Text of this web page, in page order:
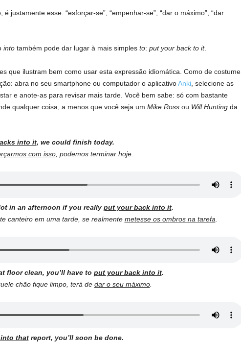
justamente esse: “esforçar-se”, “empenhar-se”, “dar o máximo”, “dar
intotambém pode dar lugar à mais simples to: put your back to it.
que ilustram bem como usar esta expressão idiomática. Como de costume,
abra no seu smartphone ou computador o aplicativoAnki, selecione as
e anote-as para revisar mais tarde. Você bem sabe: só com bastante
qualquer coisa, a menos que você seja um Mike Rossou Will Huntingda
into it, we could finish today.
com isso, podemos terminar hoje.
in an afternoon if you really put your back into it.
canteiro em uma tarde, se realmente metesse os ombros na tarefa
floor clean, you’ll have to put your back into it.
chão fique limpo, terá de dar o seu máximo.
thatreport, you’ll soon be done.